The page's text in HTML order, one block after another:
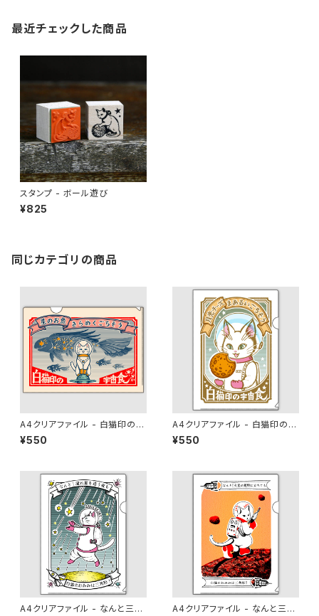
最近チェックした商品
スタンプ - ボール遊び
¥825
同じカテゴリの商品
A4クリアファイル - 白猫印の宇
宙食 おさかな味
¥550
A4クリアファイル - 白猫印の宇
宙食 月光味
¥550
A4クリアファイル - なんと三
A4クリアファイル - なんと三